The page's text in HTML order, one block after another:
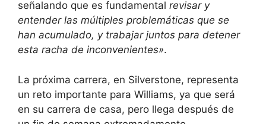
señalando que es fundamental revisar y
entender las múltiples problemáticas que se
han acumulado, y trabajar juntos para detener
esta racha de inconvenientes».
La próxima carrera, en Silverstone, representa
un reto importante para Williams, ya que será
en su carrera de casa, pero llega después de